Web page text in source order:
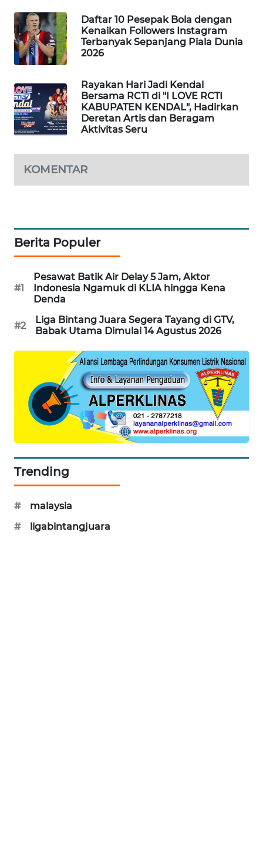
Daftar 10 Pesepak Bola dengan
Kenaikan Followers Instagram
Terbanyak Sepanjang Piala Dunia
2026
Rayakan Hari Jadi Kendal
Bersama RCTI di "I LOVE RCTI
KABUPATEN KENDAL", Hadirkan
Deretan Artis dan Beragam
Aktivitas Seru
KOMENTAR
Berita Populer
#1
Pesawat Batik Air Delay 5 Jam, Aktor
Indonesia Ngamuk di KLIA hingga Kena
Denda
#2
Liga Bintang Juara Segera Tayang di GTV,
Babak Utama Dimulai 14 Agustus 2026
Trending
#
malaysia
#
ligabintangjuara
WAHANA
HEALTH
DESA
WISATA
LAPAK
Wahana
Network
LISTRIK
MASYARAKAT
KELISTRIKAN
WALINKI
ID
MARTABAT
NET
MKLI
LPKKI